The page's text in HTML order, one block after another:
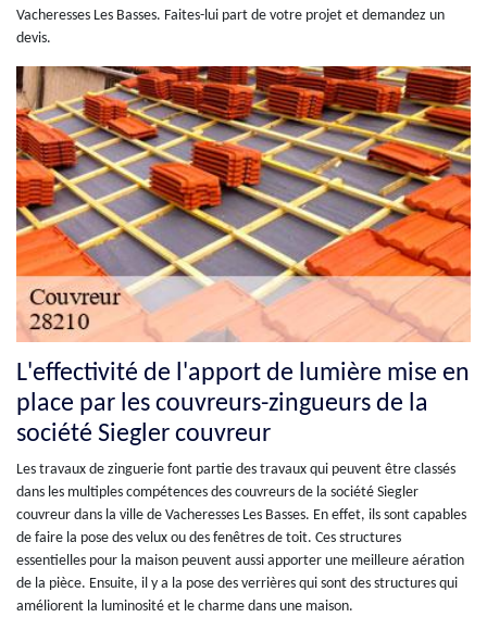
Vacheresses Les Basses. Faites-lui part de votre projet et demandez un
devis.
L'effectivité de l'apport de lumière mise en
place par les couvreurs-zingueurs de la
société Siegler couvreur
Les travaux de zinguerie font partie des travaux qui peuvent être classés
dans les multiples compétences des couvreurs de la société Siegler
couvreur dans la ville de Vacheresses Les Basses. En effet, ils sont capables
de faire la pose des velux ou des fenêtres de toit. Ces structures
essentielles pour la maison peuvent aussi apporter une meilleure aération
de la pièce. Ensuite, il y a la pose des verrières qui sont des structures qui
améliorent la luminosité et le charme dans une maison.